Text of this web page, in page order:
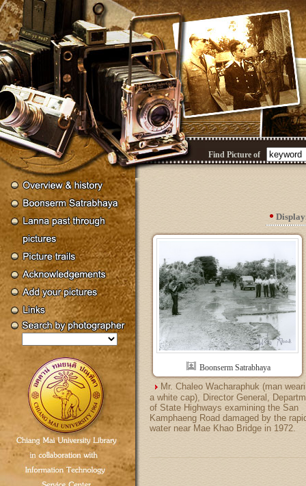
Find Picture of
Boonserm Satrabhaya
Mr. Chaleo Wacharaphuk (man
a white cap), Director General,
of State Highways examining the San
Kamphaeng Road damaged by the
water near Mae Khao Bridge in 1972.